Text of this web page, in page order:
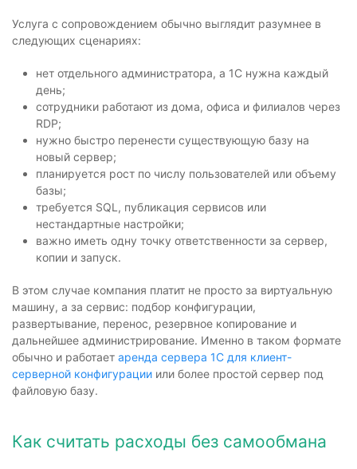
Услуга с сопровождением обычно выглядит разумнее в
следующих сценариях:
нет отдельного администратора, а 1С нужна каждый
день;
сотрудники работают из дома, офиса и филиалов через
RDP;
нужно быстро перенести существующую базу на
новый сервер;
планируется рост по числу пользователей или объему
базы;
требуется SQL, публикация сервисов или
нестандартные настройки;
важно иметь одну точку ответственности за сервер,
копии и запуск.
В этом случае компания платит не просто за виртуальную
машину, а за сервис: подбор конфигурации,
развертывание, перенос, резервное копирование и
дальнейшее администрирование. Именно в таком формате
обычно и работает аренда сервера 1С для клиент-
серверной конфигурации или более простой сервер под
файловую базу.
Как считать расходы без самообмана